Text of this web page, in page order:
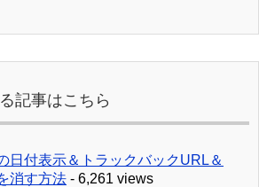
記事はこちら
日付表示＆トラックバックURL＆
消す方法 - 6,261 views